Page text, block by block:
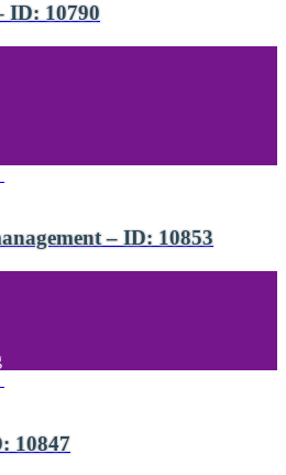
ID: 10790
– ID: 10853
10847